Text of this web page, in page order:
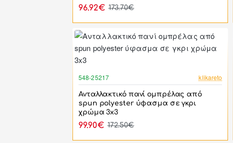
96.92€ 173.70€
548-25217 klikareto
Ανταλλακτικό πανί ομπρέλας από
spun polyester ύφασμα σε γκρι
χρώμα 3x3
99.90€ 172.50€